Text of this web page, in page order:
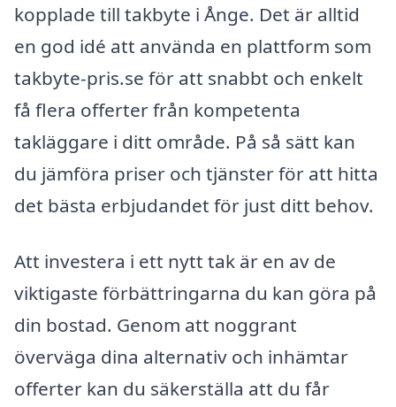
kopplade till takbyte i Ånge. Det är alltid
en god idé att använda en plattform som
takbyte-pris.se för att snabbt och enkelt
få flera offerter från kompetenta
takläggare i ditt område. På så sätt kan
du jämföra priser och tjänster för att hitta
det bästa erbjudandet för just ditt behov.
Att investera i ett nytt tak är en av de
viktigaste förbättringarna du kan göra på
din bostad. Genom att noggrant
överväga dina alternativ och inhämtar
offerter kan du säkerställa att du får